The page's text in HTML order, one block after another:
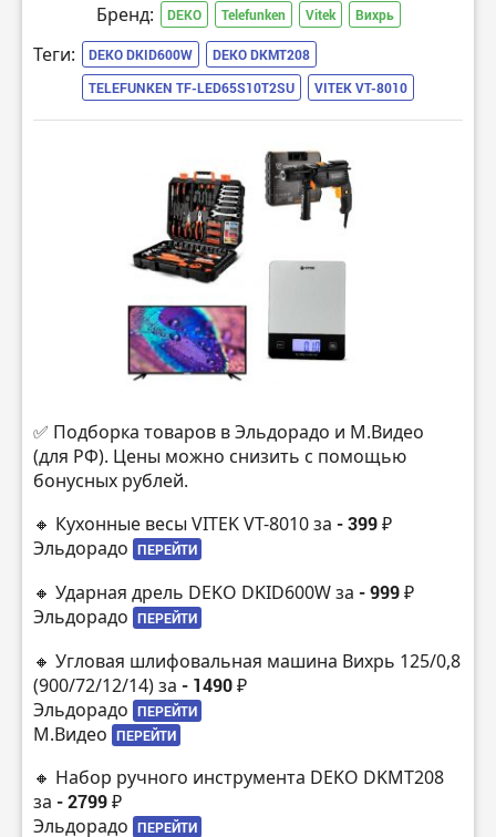
Бренд: DEKO Telefunken Vitek Вихрь
Теги: DEKO DKID600W
DEKO DKMT208
TELEFUNKEN TF-LED65S10T2SU
VITEK VT-8010
✅ Подборка товаров в Эльдорадо и М.Видео
(для РФ). Цены можно снизить с помощью
бонусных рублей.
🔸 Кухонные весы VITEK VT-8010 за - 399 ₽
Эльдорадо ПЕРЕЙТИ
🔸 Ударная дрель DEKO DKID600W за - 999 ₽
Эльдорадо ПЕРЕЙТИ
🔸 Угловая шлифовальная машина Вихрь 125/0,8
(900/72/12/14) за - 1490 ₽
Эльдорадо ПЕРЕЙТИ
М.Видео ПЕРЕЙТИ
🔸 Набор ручного инструмента DEKO DKMT208
за - 2799 ₽
Эльдорадо ПЕРЕЙТИ